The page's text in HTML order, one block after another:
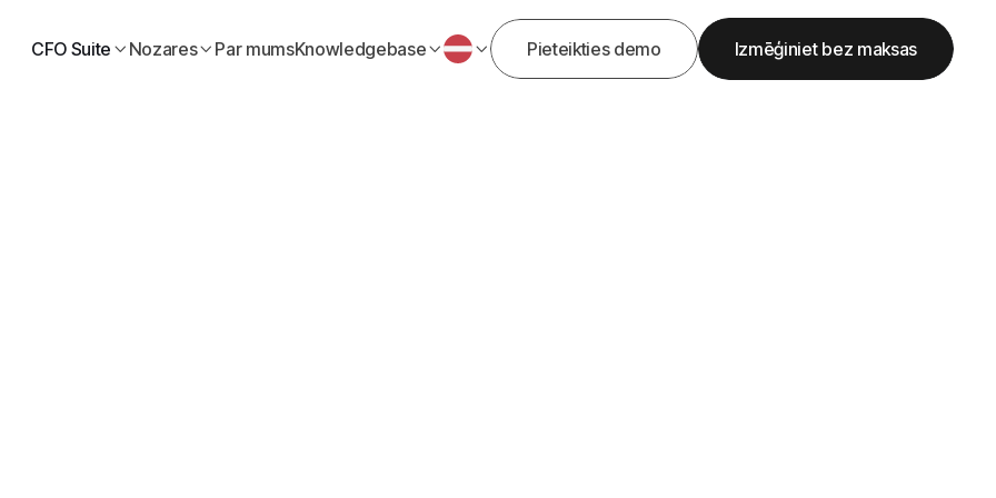
CFO Suite  Nozares Par mumsKnowledgebase  Pieteikties demo Izmēģiniet bez maksas